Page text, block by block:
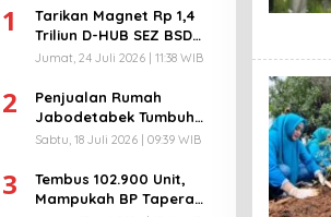
1
Tarikan Magnet Rp 1,4
Triliun D-HUB SEZ BSD
City, Buka 1736
Jumat, 24 Juli 2026 | 11:38 WIB
2
Penjualan Rumah
Jabodetabek Tumbuh
94%! Developer
Ekstra
Sabtu, 18 Juli 2026 | 09:39 WIB
3
Tembus 102.900 Unit,
Mampukah BP Tapera